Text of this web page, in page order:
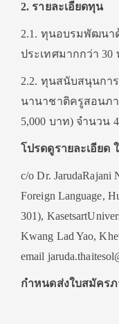
2. รายละเอียดทุน
2.1. ทุนอบรมพัฒนา
ประเทศมากกว่า 30
2.2. ทุนสนับสนุนกา
นานาชาติครูสอนภ
5,000 บาท) จํานวน
โปรดดูรายละเอียด
c/o Dr. JarudaRajani
Foreign Language,
301),
Kwang Lad Yao,
email
กําหนดส่งใบสมัครภ